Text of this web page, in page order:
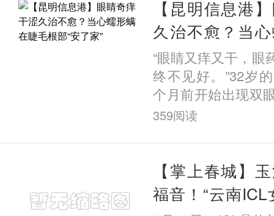
【昆明信息港
久治不愈？当
根部“安了家”
“眼睛又痒又干，眼
终不见好。”32岁
个月前开始出现双
以为是普通的结膜
359阅读
【掌上春城】
福音！“云南